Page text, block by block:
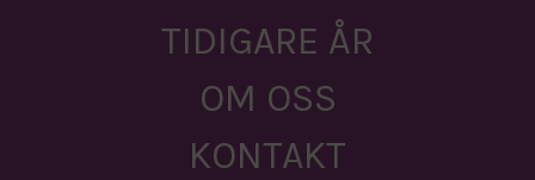
TIDIGARE ÅR
OM OSS
KONTAKT